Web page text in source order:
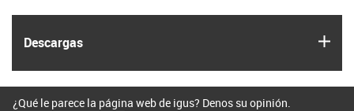
Descargas
¿Qué le parece la página web de igus? Denos su opinión.